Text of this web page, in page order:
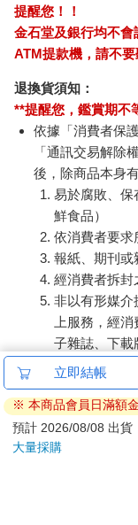
提醒您！！
金石堂及銀行均不
ATM提款機，請不要
退換貨須知：
**提醒您，鑑賞期不
依據「消費者保
「通訊交易解除
後，除商品本身
易於腐敗、保
鮮食品）
依消費者要求
報紙、期刊或
經消費者拆封
非以有形媒介
上服務，經
子雜誌、下載
已拆封之個
刀…等）
若非上列種類商
日）。
辦理退換貨時，
立即結帳
※ 本商品會員日滿額
預計 2026/08/08 出貨
大量採購